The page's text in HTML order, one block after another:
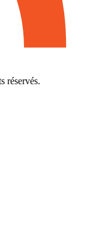
réservés.